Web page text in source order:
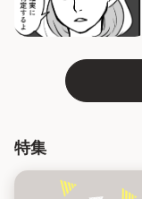
特集